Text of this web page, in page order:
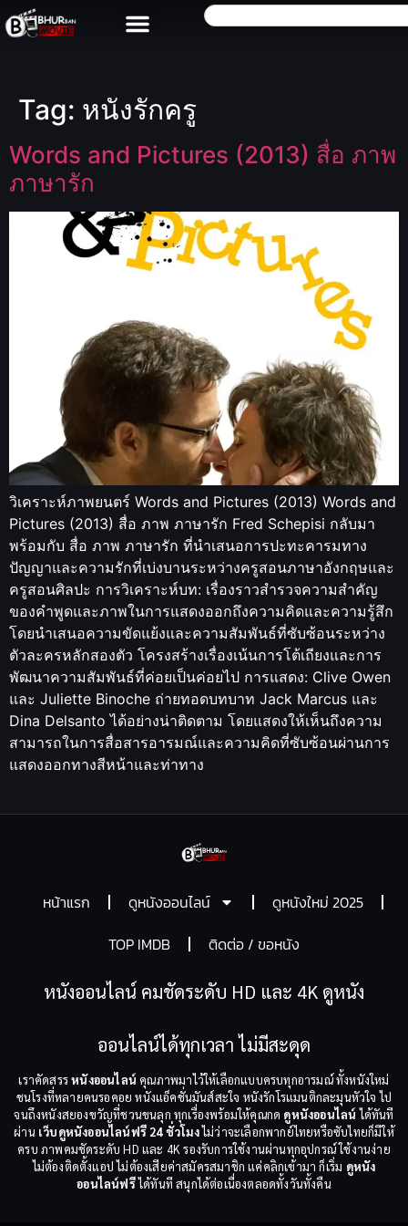
Tag: หนังรักครู
Words and Pictures (2013) สื่อ ภาพ
ภาษารัก
วิเคราะห์ภาพยนตร์ Words and Pictures (2013) Words and
Pictures (2013) สื่อ ภาพ ภาษารัก Fred Schepisi กลับมา
พร้อมกับ สื่อ ภาพ ภาษารัก ที่นำเสนอการปะทะคารมทาง
ปัญญาและความรักที่เบ่งบานระหว่างครูสอนภาษาอังกฤษและ
ครูสอนศิลปะ การวิเคราะห์บท: เรื่องราวสำรวจความสำคัญ
ของคำพูดและภาพในการแสดงออกถึงความคิดและความรู้สึก
โดยนำเสนอความขัดแย้งและความสัมพันธ์ที่ซับซ้อนระหว่าง
ตัวละครหลักสองตัว โครงสร้างเรื่องเน้นการโต้เถียงและการ
พัฒนาความสัมพันธ์ที่ค่อยเป็นค่อยไป การแสดง: Clive Owen
และ Juliette Binoche ถ่ายทอดบทบาท Jack Marcus และ
Dina Delsanto ได้อย่างน่าติดตาม โดยแสดงให้เห็นถึงความ
สามารถในการสื่อสารอารมณ์และความคิดที่ซับซ้อนผ่านการ
แสดงออกทางสีหน้าและท่าทาง
หน้าแรก ดูหนังออนไลน์
ดูหนังใหม่ 2025
TOP IMDB
ติดต่อ / ขอหนัง
หนังออนไลน์ คมชัดระดับ HD และ 4K ดูหนัง
ออนไลน์ได้ทุกเวลา ไม่มีสะดุด
เราคัดสรรหนังออนไลน์ คุณภาพมาไว้ให้เลือกแบบครบทุกอารมณ์ ทั้งหนังใหม่
ชนโรงที่หลายคนรอคอย หนังแอ็คชั่นมันส์สะใจ หนังรักโรแมนติกละมุนหัวใจ ไป
จนถึงหนังสยองขวัญที่ชวนขนลุก ทุกเรื่องพร้อมให้คุณกด ดูหนังออนไลน์ ได้ทันที
ผ่าน เว็บดูหนังออนไลน์ฟรี 24 ชั่วโมงไม่ว่าจะเลือกพากย์ไทยหรือซับไทยก็มีให้
ครบ ภาพคมชัดระดับ HD และ 4K รองรับการใช้งานผ่านทุกอุปกรณ์ ใช้งานง่าย
ไม่ต้องติดตั้งแอป ไม่ต้องเสียค่าสมัครสมาชิก แค่คลิกเข้ามา ก็เริ่ม ดูหนัง
ออนไลน์ฟรีได้ทันที สนุกได้ต่อเนื่องตลอดทั้งวันทั้งคืน